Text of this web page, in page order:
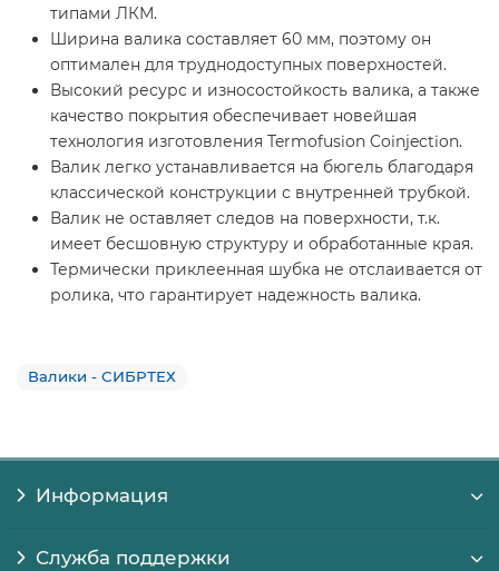
типами ЛКМ.
Ширина валика составляет 60 мм, поэтому он
оптимален для труднодоступных поверхностей.
Высокий ресурс и износостойкость валика, а также
качество покрытия обеспечивает новейшая
технология изготовления Termofusion Coinjection.
Валик легко устанавливается на бюгель благодаря
классической конструкции с внутренней трубкой.
Валик не оставляет следов на поверхности, т.к.
имеет бесшовную структуру и обработанные края.
Термически приклеенная шубка не отслаивается от
ролика, что гарантирует надежность валика.
Валики - СИБРТЕХ
Информация
Служба поддержки